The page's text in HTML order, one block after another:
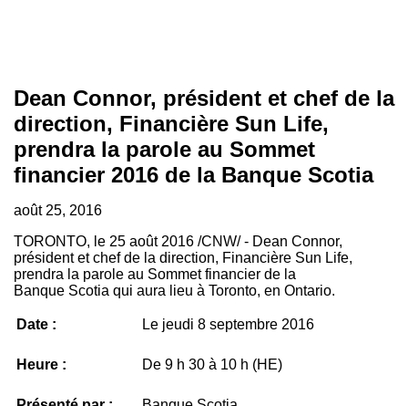
Dean Connor, président et chef de la
direction, Financière Sun Life,
prendra la parole au Sommet
financier 2016 de la Banque Scotia
août 25, 2016
TORONTO, le 25 août 2016 /CNW/ - Dean Connor,
président et chef de la direction, Financière Sun Life,
prendra la parole au Sommet financier de la
Banque Scotia qui aura lieu à Toronto, en Ontario.
Date : Le jeudi 8 septembre 2016
Heure : De 9 h 30 à 10 h (HE)